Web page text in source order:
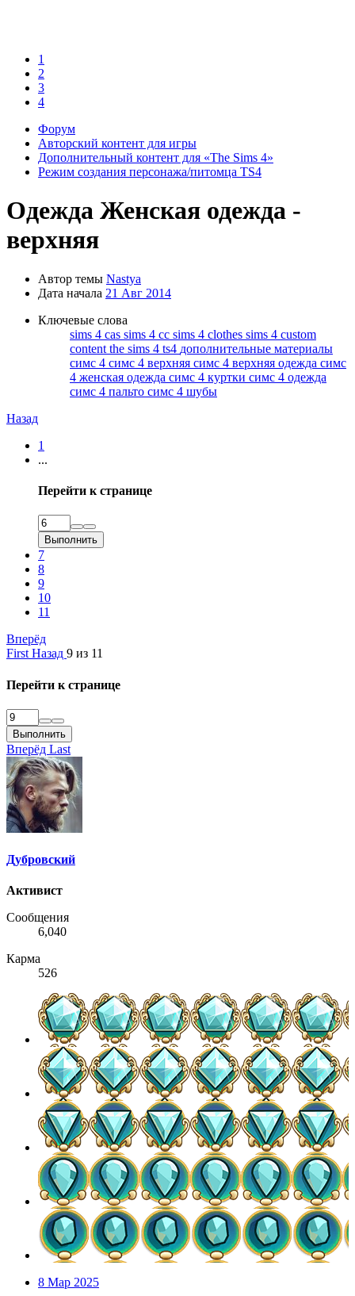
1
2
3
4
Форум
Авторский контент для игры
Дополнительный контент для «The Sims 4»
Режим создания персонажа/питомца TS4
Одежда Женская одежда -
верхняя
Автор темы Nastya
Дата начала 21 Авг 2014
Ключевые слова
sims 4 cas sims 4 cc sims 4 clothes sims 4 custom
content the sims 4 ts4 дополнительные материалы
симс 4 симс 4 верхняя симс 4 верхняя одежда симс
4 женская одежда симс 4 куртки симс 4 одежда
симс 4 пальто симс 4 шубы
Назад
1
...
Перейти к странице
Выполнить
7
8
9
10
11
Вперёд
First Назад 9 из 11
Перейти к странице
Выполнить
Вперёд Last
Дубровский
Активист
Сообщения
6,040
Карма
526
8 Мар 2025